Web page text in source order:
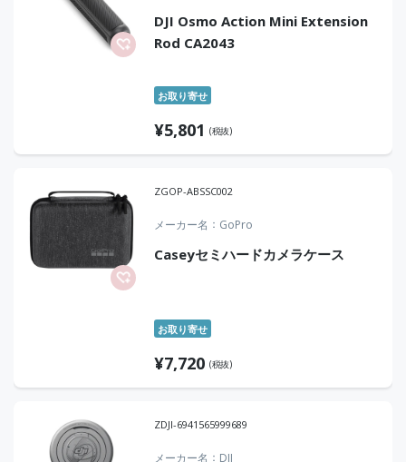
DJI Osmo Action Mini Extension
Rod CA2043
お取り寄せ
¥5,801 (税抜)
ZGOP-ABSSC002
メーカー名 GoPro
Caseyセミハードカメラケース
お取り寄せ
¥7,720 (税抜)
ZDJI-6941565999689
メーカー名 DJI